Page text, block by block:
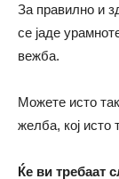
За правилно и
се јаде
вежба.
Можете исто
желба, кој исто
Ќе ви требаат